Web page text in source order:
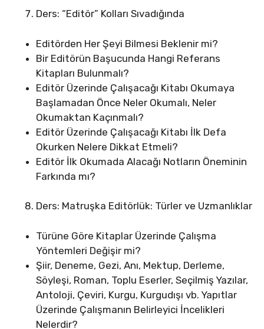
Ders: “Editör” Kolları Sıvadığında
Editörden Her Şeyi Bilmesi Beklenir mi?
Bir Editörün Başucunda Hangi Referans
Kitapları Bulunmalı?
Editör Üzerinde Çalışacağı Kitabı Okumaya
Başlamadan Önce Neler Okumalı, Neler
Okumaktan Kaçınmalı?
Editör Üzerinde Çalışacağı Kitabı İlk Defa
Okurken Nelere Dikkat Etmeli?
Editör İlk Okumada Alacağı Notların Öneminin
Farkında mı?
Ders: Matruşka Editörlük: Türler ve Uzmanlıklar
Türüne Göre Kitaplar Üzerinde Çalışma
Yöntemleri Değişir mi?
Şiir, Deneme, Gezi, Anı, Mektup, Derleme,
Söyleşi, Roman, Toplu Eserler, Seçilmiş Yazılar,
Antoloji, Çeviri, Kurgu, Kurgudışı vb. Yapıtlar
Üzerinde Çalışmanın Belirleyici İncelikleri
Nelerdir?